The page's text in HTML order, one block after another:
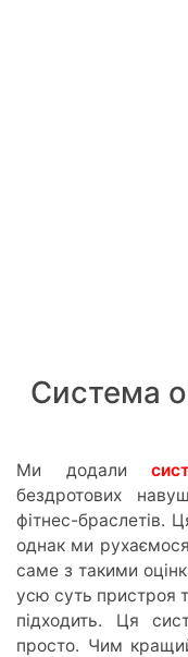
Система
Ми додали
бездротових
фітнес-браслетів.
однак ми
саме з такими
усю суть пристроя
підходить. Ця
просто. Чим